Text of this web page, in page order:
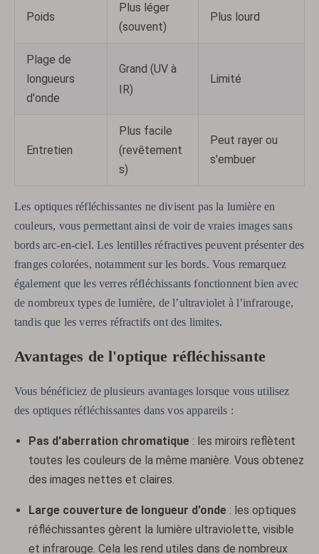
Poids
Plus léger
(souvent)
Plus lourd
Plage de
longueurs
d'onde
Grand (UV à
IR)
Limité
Entretien
Plus facile
(revêtement
s)
Peut rayer ou
s'embuer
Les optiques réfléchissantes ne divisent pas la lumière en
couleurs, vous permettant ainsi de voir de vraies images sans
bords arc-en-ciel. Les lentilles réfractives peuvent présenter des
franges colorées, notamment sur les bords. Vous remarquez
également que les verres réfléchissants fonctionnent bien avec
de nombreux types de lumière, de l’ultraviolet à l’infrarouge,
tandis que les verres réfractifs ont des limites.
Avantages de l'optique réfléchissante
Vous bénéficiez de plusieurs avantages lorsque vous utilisez
des optiques réfléchissantes dans vos appareils :
Pas d'aberration chromatique : les miroirs reflètent
toutes les couleurs de la même manière. Vous obtenez
des images nettes et claires.
Large couverture de longueur d'onde : les optiques
réfléchissantes gèrent la lumière ultraviolette, visible
et infrarouge. Cela les rend utiles dans de nombreux